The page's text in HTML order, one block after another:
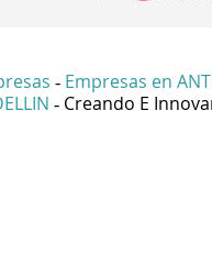
- Empresas en
- Creando E